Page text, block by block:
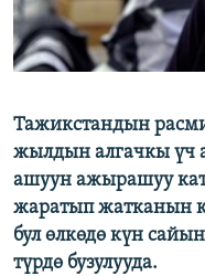
Тажикстандын
жылдын алгачкы үч
ашуун ажырашуу
жаратып жатканын
бул өлкөдө күн
түрдө бузулууда.